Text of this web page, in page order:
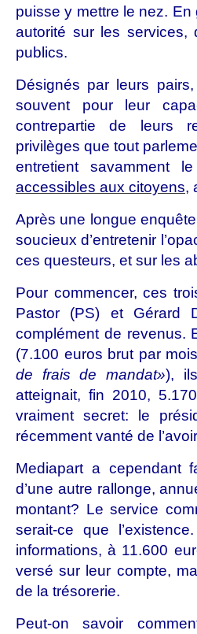
puisse y mettre le nez.
autorité sur les services,
publics.
Désignés par leurs
souvent pour leur
contrepartie de leurs
privilèges que tout
entretient savamment
accessibles aux citoyens,
Après une longue
soucieux d’entretenir
ces questeurs, et sur les
Pour commencer, ces
Pastor (PS) et Gérard
complément de revenus.
(7.100 euros brut par
de frais de mandat»),
atteignait, fin 2010,
vraiment secret: le
récemment vanté de
Mediapart a cependant
d’une autre rallonge,
montant? Le service
serait-ce que
informations, à 11.600
versé sur leur compte,
de la trésorerie.
Peut-on savoir